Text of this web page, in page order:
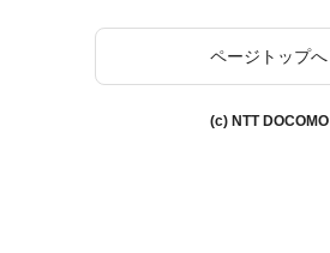
ページトップへ
(c) NTT DOCOMO